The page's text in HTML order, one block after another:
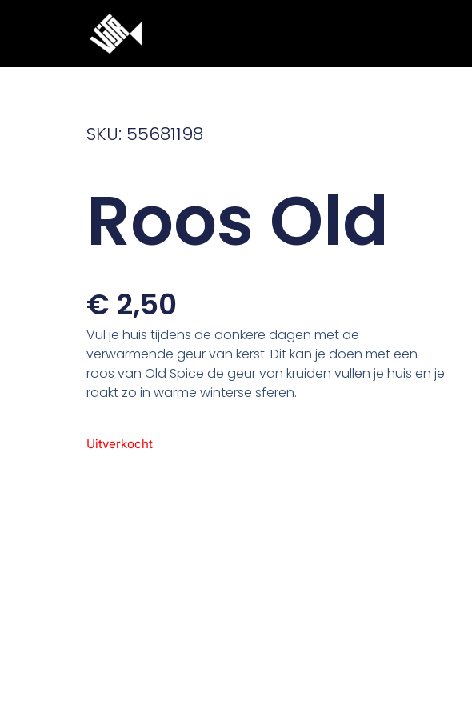
inhoud
SKU: 55681198
Roos Old
€2,50
Vul je huis tijdens de donkere dagen met de
verwarmende geur van kerst. Dit kan je doen met een
roos van Old Spice de geur van kruiden vullen je huis en je
raakt zo in warme winterse sferen.
Uitverkocht